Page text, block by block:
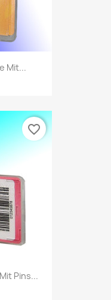
Mit...
Pins...
favorite_border